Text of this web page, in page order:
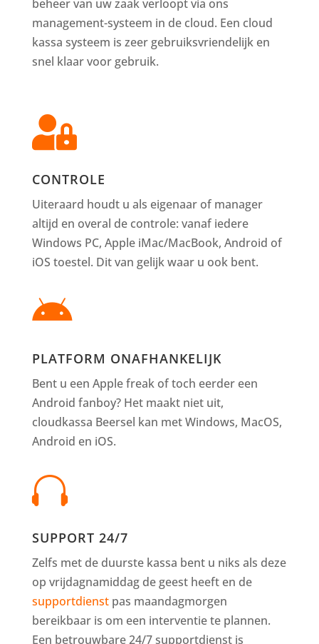
beheer van uw zaak verloopt via ons
management-systeem in de cloud. Een cloud
kassa systeem is zeer gebruiksvriendelijk en
snel klaar voor gebruik.

CONTROLE
Uiteraard houdt u als eigenaar of manager
altijd en overal de controle: vanaf iedere
Windows PC, Apple iMac/MacBook, Android of
iOS toestel. Dit van gelijk waar u ook bent.

PLATFORM ONAFHANKELIJK
Bent u een Apple freak of toch eerder een
Android fanboy? Het maakt niet uit,
cloudkassa Beersel kan met Windows, MacOS,
Android en iOS.

SUPPORT 24/7
Zelfs met de duurste kassa bent u niks als deze
op vrijdagnamiddag de geest heeft en de
supportdienstpas maandagmorgen
bereikbaar is om een interventie te plannen.
Een betrouwbare 24/7 supportdienst is